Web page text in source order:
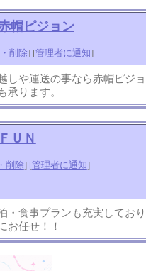
帽ピジョン
削除] [管理者に通知]
しや運送の事なら赤帽ピジ
承ります。
ＵＮ
削除] [管理者に通知]
・食事プランも充実してお
お任せ！！